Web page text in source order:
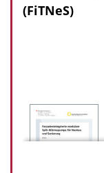
(FiTNeS)